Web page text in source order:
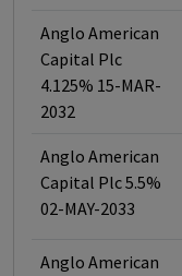
Anglo American
Capital Plc
4.125% 15-MAR-
2032
Anglo American
Capital Plc 5.5%
02-MAY-2033
Anglo American